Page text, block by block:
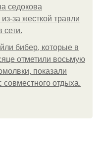
седокова
за жесткой травли
сети.
бибер, которые в
отметили восьмую
показали
отдыха.